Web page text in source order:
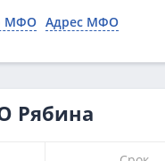
МФО Адрес МФО
Рябина